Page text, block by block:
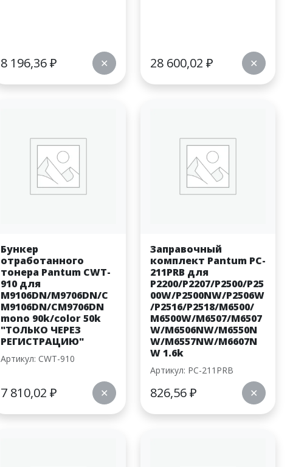
8 196,36₽ ✕ 28 600,02 ₽ ✕
Бункер
отработанного
тонера Pantum CWT-
910 для
M9106DN/M9706DN/C
M9106DN/CM9706DN
mono 90k/color 50k
"ТОЛЬКО ЧЕРЕЗ
РЕГИСТРАЦИЮ"
Артикул: CWT-910
7 810,02 ₽ ✕
Заправочный
комплект Pantum PC-
211PRB для
P2200/P2207/P2500/P25
00W/P2500NW/P2506W
/P2516/P2518/M6500/
M6500W/M6507/M6507
W/M6506NW/M6550N
W/M6557NW/M6607N
W 1.6k
Артикул: PC-211PRB
826,56₽ ✕